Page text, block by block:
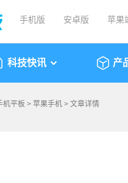
手机版 安卓版 苹果
科技快讯 产
机平板 > 苹果手机 > 文章详情